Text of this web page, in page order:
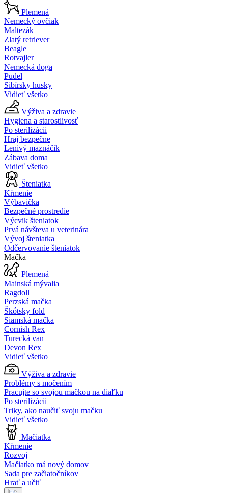
Plemená
Nemecký ovčiak
Maltezák
Zlatý retriever
Beagle
Rotvajler
Nemecká doga
Pudel
Sibírsky husky
Vidieť všetko
Výživa a zdravie
Hygiena a starostlivosť
Po sterilizácii
Hraj bezpečne
Lenivý maznáčik
Zábava doma
Vidieť všetko
Šteniatka
Kŕmenie
Výbavička
Bezpečné prostredie
Výcvik šteniatok
Prvá návšteva u veterinára
Vývoj šteniatka
Odčervovanie šteniatok
Mačka
Plemená
Mainská mývalia
Ragdoll
Perzská mačka
Škótsky fold
Siamská mačka
Cornish Rex
Turecká van
Devon Rex
Vidieť všetko
Výživa a zdravie
Problémy s močením
Pracujte so svojou mačkou na diaľku
Po sterilizácii
Triky, ako naučiť svoju mačku
Vidieť všetko
Mačiatka
Kŕmenie
Rozvoj
Mačiatko má nový domov
Sada pre začiatočníkov
Hrať a učiť